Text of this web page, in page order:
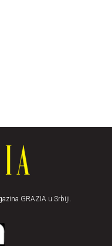
GRAZIA u Srbiji.